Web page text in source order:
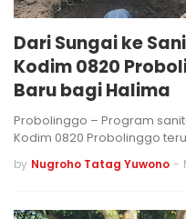
Dari Sungai ke
Kodim 0820
Baru bagi Halima
Probolinggo – Program
Kodim 0820 Probolinggo
by Nugroho Tatag Yuwono -